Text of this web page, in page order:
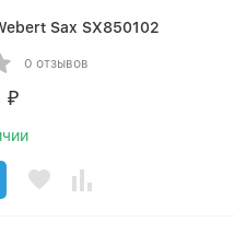
Sax SX850102
0 отзывов
₽